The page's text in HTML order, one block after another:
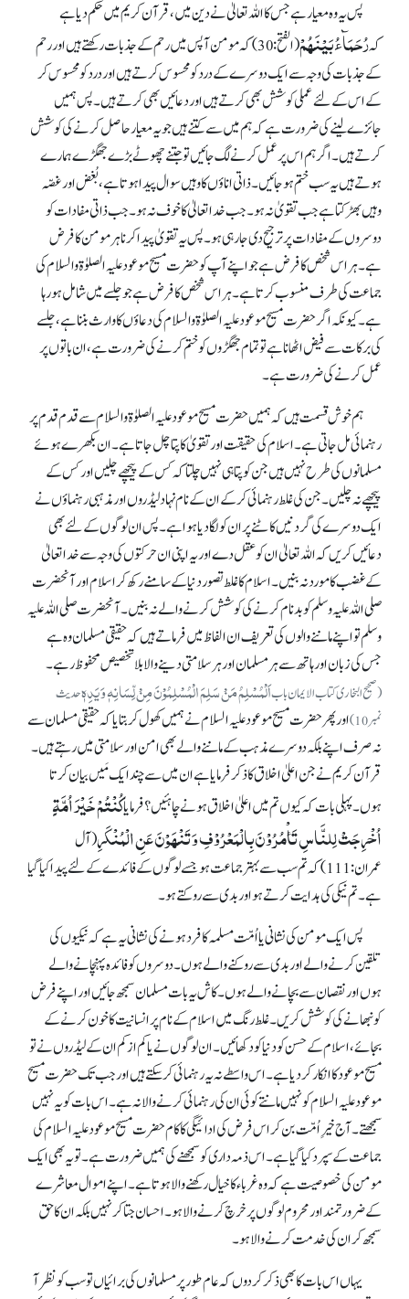
پس یہ وہ معیار ہے جس کا اللہ تعالیٰ نے دین میں، قرآن کریم میں حکم دیا ہے
کہرُحَمَآءُ بَیْنَھُمْ
(الفتح: 30) کہ مومن آپس میں رحم کے جذبات رکھتے ہیں اور رحم
کے جذبات کی وجہ سے ایک دوسرے کے درد کو محسوس کرتے ہیں اور درد کو محسوس کر
کے اس کے لئے عملی کوشش بھی کرتے ہیں اور دعائیں بھی کرتے ہیں۔ پس ہمیں
جائزے لینے کی ضرورت ہے کہ ہم میں سے کتنے ہیں جو یہ معیار حاصل کرنے کی کوشش
کرتے ہیں۔ اگر ہم اس پر عمل کرنے لگ جائیں تو جتنے چھوٹے بڑے جھگڑے ہمارے
ہوتے ہیں یہ سب ختم ہو جائیں۔ ذاتی اناؤں کا وہیں سوال پیدا ہوتا ہے، بُغض اور غصّہ
وہیں بھڑکتا ہے جب تقویٰ نہ ہو۔ جب خدا تعالیٰ کا خوف نہ ہو۔ جب ذاتی مفادات کو
دوسروں کے مفادات پر ترجیح دی جا رہی ہو۔ پس یہ تقویٰ پیدا کرنا ہر مومن کا فرض
ہے۔ ہر اس شخص کا فرض ہے جو اپنے آپ کو حضرت مسیح موعود علیہ الصلوٰۃوالسلام کی
جماعت کی طرف منسوب کرتا ہے۔ ہر اس شخص کا فرض ہے جو جلسے میں شامل ہو رہا
ہے۔ کیونکہ اگر حضرت مسیح موعود علیہ الصلوٰۃوالسلام کی دعاؤں کا وارث بننا ہے، جلسے
کی برکات سے فیض اٹھانا ہے تو تمام جھگڑوں کو ختم کرنے کی ضرورت ہے، ان باتوں پر
عمل کرنے کی ضرورت ہے۔
ہم خوش قسمت ہیں کہ ہمیں حضرت مسیح موعود علیہ الصلوٰۃوالسلام سے قدم قدم پر
رہنمائی مل جاتی ہے۔ اسلام کی حقیقت اور تقویٰ کا پتا چل جاتا ہے۔ ان بکھرے ہوئے
مسلمانوں کی طرح نہیں ہیں جن کو پتا ہی نہیں چلتا کہ کس کے پیچھے چلیں اور کس کے
پیچھے نہ چلیں۔ جن کی غلط رہنمائی کر کے ان کے نام نہاد لیڈروں اور مذہبی رہنماؤں نے
ایک دوسرے کی گردنیں کاٹنے پر ان کو لگا دیا ہوا ہے۔ پس ان لوگوں کے لئے بھی
دعائیں کریں کہ اللہ تعالیٰ ان کو عقل دے اور یہ اپنی ان حرکتوں کی وجہ سے خدا تعالیٰ
کے غضب کا موردنہ بنیں۔ اسلام کا غلط تصور دنیا کے سامنے رکھ کر اسلام اور آنحضرت
صلی اللہ علیہ وسلم کو بدنام کرنے کی کوشش کرنے والے نہ بنیں۔ آنحضرت صلی اللہ علیہ
وسلم تو اپنے ماننے والوں کی تعریف ان الفاظ میں فرماتے ہیں کہ حقیقی مسلمان وہ ہے
جس کی زبان اور ہاتھ سے ہر مسلمان اور ہر سلامتی دینے والا بلا تخصیص محفوظ رہے۔
(صحیح البخاری کتاب الایمان باباَلْمُسْلِمُ مَنْ سَلِمَ الْمُسْلِمُوْنَ مِنْ لِّسَانِہٖ وَ یَدِہٖحدیث
نمبر10)
اور پھر حضرت مسیح موعود علیہ السلام نے ہمیں کھول کر بتایا کہ حقیقی مسلمان سے
نہ صرف اپنے بلکہ دوسرے مذہب کے ماننے والے بھی امن اور سلامتی میں رہتے ہیں۔
قرآن کریم نے جن اعلیٰ اخلاق کا ذکر فرمایا ہے ان میں سے چند ایک مَیں بیان کرتا
ہوں۔ پہلی بات کہ کیوں تم میں اعلیٰ اخلاق ہونے چاہئیں؟ فرمایاکُنْتُمْ خَیْرَ اُمَّۃٍ
اُخْرِجَتْ لِلنَّاسِ تَأْمُرُوْنَ بِالْمَعْرُوْفِ وَ تَنْھَوْنَ عَنِ الْمُنْکَرِ(آل
عمران: 111) کہ تم سب سے بہتر جماعت ہو جسے لوگوں کے فائدے کے لئے پیدا کیا گیا
ہے۔ تم نیکی کی ہدایت کرتے ہو اور بدی سے روکتے ہو۔
پس ایک مومن کی نشانی یا اُمّت مسلمہ کا فرد ہونے کی نشانی یہ ہے کہ نیکیوں کی
تلقین کرنے والے اور بدی سے روکنے والے ہوں۔ دوسروں کو فائدہ پہنچانے والے
ہوں اور نقصان سے بچانے والے ہوں۔ کاش یہ بات مسلمان سمجھ جائیں اور اپنے فرض
کو نبھانے کی کوشش کریں۔ غلط رنگ میں اسلام کے نام پر انسانیت کا خون کرنے کے
بجائے، اسلام کے حسن کو دنیا کو دکھائیں۔ ان لوگوں نے یا کم از کم ان کے لیڈروں نے تو
مسیح موعود کا انکار کر دیا ہے۔ اس واسطے نہ یہ رہنمائی کر سکتے ہیں اور جب تک حضرت مسیح
موعود علیہ السلام کو نہیں مانتے کوئی ان کی رہنمائی کرنے والا نہ ہے۔ اس بات کو یہ نہیں
سمجھتے۔ آج خیرِ اُمّت بن کر اس فرض کی ادائیگی کا کام حضرت مسیح موعود علیہ السلام کی
جماعت کے سپرد کیا گیا ہے۔ اس ذمہ داری کو سمجھنے کی ہمیں ضرورت ہے۔ تو یہ بھی ایک
مومن کی خصوصیت ہے کہ وہ غرباء کا خیال رکھنے والا ہوتا ہے۔ اپنے اموال معاشرے
کے ضرورتمند اور محروم لوگوں پر خرچ کرنے والا ہو۔ احسان جتا کر نہیں بلکہ ان کا حق
سمجھ کر ان کی خدمت کرنے والا ہو۔
یہاں اس بات کا بھی ذکر کر دوں کہ عام طور پر مسلمانوں کی برائیاں تو سب کو نظر آ